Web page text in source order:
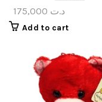
د.ت
Add to cart